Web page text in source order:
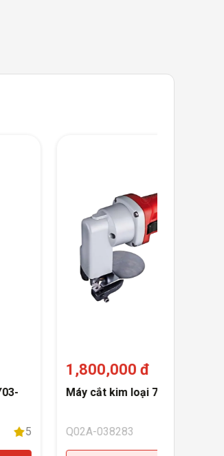
5
1,800,000 đ
Máy cắt kim loại 710W KJJ25 -
Q02A-038283